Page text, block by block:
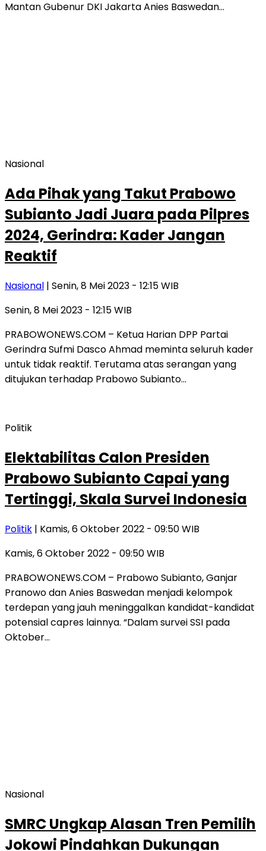
Mantan Gubenur DKI Jakarta Anies Baswedan…
Nasional
Ada Pihak yang Takut Prabowo
Subianto Jadi Juara pada Pilpres
2024, Gerindra: Kader Jangan
Reaktif
Nasional | Senin, 8 Mei 2023 - 12:15 WIB
Senin, 8 Mei 2023 - 12:15 WIB
PRABOWONEWS.COM – Ketua Harian DPP Partai
Gerindra Sufmi Dasco Ahmad meminta seluruh kader
untuk tidak reaktif. Terutama atas serangan yang
ditujukan terhadap Prabowo Subianto…
Politik
Elektabilitas Calon Presiden
Prabowo Subianto Capai yang
Tertinggi, Skala Survei Indonesia
Politik | Kamis, 6 Oktober 2022 - 09:50 WIB
Kamis, 6 Oktober 2022 - 09:50 WIB
PRABOWONEWS.COM – Prabowo Subianto, Ganjar
Pranowo dan Anies Baswedan menjadi kelompok
terdepan yang jauh meninggalkan kandidat-kandidat
potensial capres lainnya. “Dalam survei SSI pada
Oktober…
Nasional
SMRC Ungkap Alasan Tren Pemilih
Jokowi Pindahkan Dukungan